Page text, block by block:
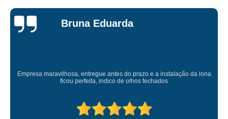
Bruna Eduarda
Empresa maravilhosa, entregue antes do prazo e a instalação da lona
ficou perfeita, indico de olhos fechados